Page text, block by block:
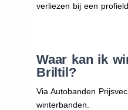
verliezen bij een
Waar kan ik
Briltil?
Via Autobanden
winterbanden.